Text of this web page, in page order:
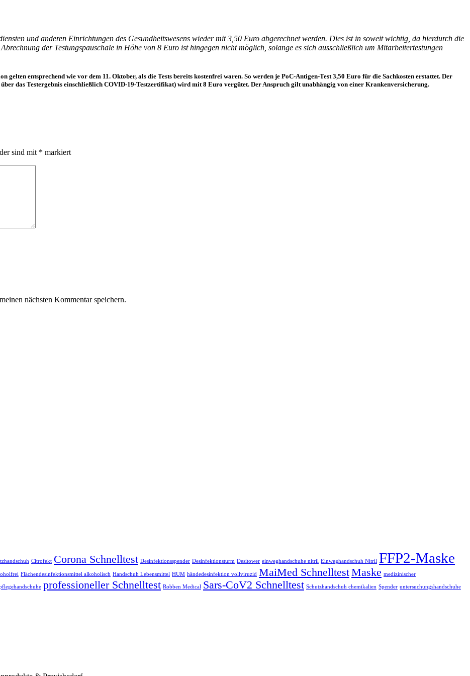
und anderen Einrichtungen des Gesundheitswesens wieder mit 3,50 Euro abgerechnet werden. Dies ist in soweit wichtig, da hierdurch die
der Testungspauschale in Höhe von 8 Euro ist hingegen nicht möglich, solange es sich ausschließlich um Mitarbeitertestungen
gelten entsprechend wie vor dem 11. Oktober, als die Tests bereits kostenfrei waren. So werden je PoC-Antigen-Test 3,50 Euro für die Sachkosten erstattet. Der
das Testergebnis einschließlich COVID-19-Testzertifikat) wird mit 8 Euro vergütet. Der Anspruch gilt unabhängig von einer Krankenversicherung.
sind mit * markiert
nächsten Kommentar speichern.
Citrofekt Corona Schnelltest Desinfektionsspender Desinfektionsturm Desitower einweghandschuhe nitril Einweghandschuh Nitril FFP2-Maske
Flächendesinfektionsmittel alkoholisch Handschuh Lebensmittel HUM händedesinfektion vollviruzid MaiMed SchnelltestMaske medizinischer
professioneller Schnelltest Robben Medical Sars-CoV2 Schnelltest Schutzhandschuh chemikalien Spender untersuchungshandschuhe